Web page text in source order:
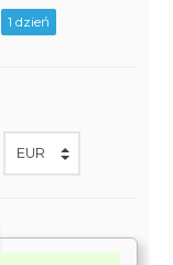
1 dzień